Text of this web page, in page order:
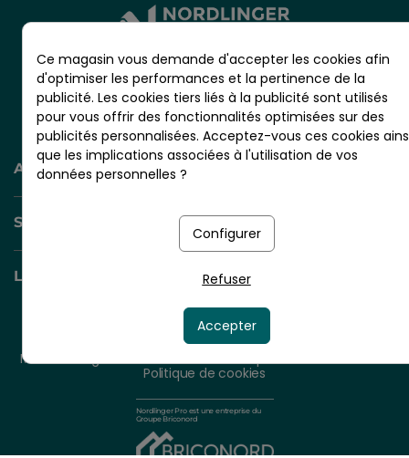
CS 20001 - RN10 - VIGNOLLES
16300 BARBEZIEUX - France
AIDE ET INFORMATION
SERVICES +
LIENS UTILES
© 2026 - NORDLINGER PRO Tous droits réservés.
Mentions légalesCGVPlan du sitePolitique de confidentialité
Politique de cookies
Nordlinger Pro est une entreprise du
Groupe Briconord
Ce magasin vous demande d'accepter les cookies afin
d'optimiser les performances et la pertinence de la
publicité. Les cookies tiers liés à la publicité sont utilisés
pour vous offrir des fonctionnalités optimisées sur des
publicités personnalisées. Acceptez-vous ces cookies
que les implications associées à l'utilisation de vos
données personnelles ?
Configurer
Refuser
Accepter